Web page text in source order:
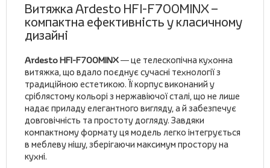
Витяжка Ardesto HFI-F700MINX –
компактна ефективність у класичному
дизайні
Ardesto HFI-F700MINX— це телескопічна кухонна
витяжка, що вдало поєднує сучасні технології з
традиційною естетикою. Її корпус виконаний у
сріблястому кольорі з нержавіючої сталі, що не лише
надає приладу елегантного вигляду, а й забезпечує
довговічність та простоту догляду. Завдяки
компактному формату ця модель легко інтегрується
в меблеву нішу, зберігаючи максимум простору на
кухні.